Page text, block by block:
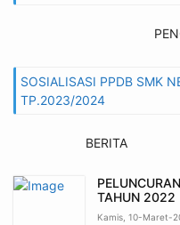
SOSIALISASI PPDB SMK
TP.2023/2024
BERITA
TAHUN 2022
Kamis, 10-Maret-